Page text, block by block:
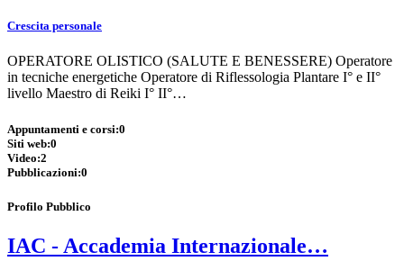
Crescita personale
OPERATORE OLISTICO (SALUTE E BENESSERE) Operatore
in tecniche energetiche Operatore di Riflessologia Plantare I° e II°
livello Maestro di Reiki I° II°…
Appuntamenti e corsi:0
Siti web:0
Video:2
Pubblicazioni:0
Profilo Pubblico
IAC - Accademia Internazionale…